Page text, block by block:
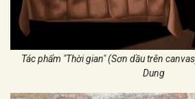
Tác phẩm "Thời gian" (Sơn dầu trên
Dung